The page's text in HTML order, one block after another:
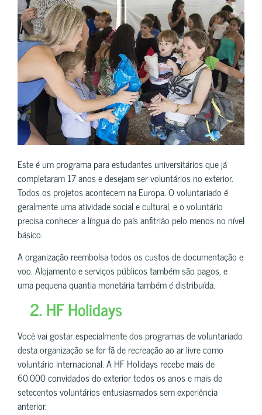
Este é um programa para estudantes universitários que já
completaram 17 anos e desejam ser voluntários no exterior.
Todos os projetos acontecem na Europa. O voluntariado é
geralmente uma atividade social e cultural, e o voluntário
precisa conhecer a língua do país anfitrião pelo menos no nível
básico.
A organização reembolsa todos os custos de documentação e
voo. Alojamento e serviços públicos também são pagos, e
uma pequena quantia monetária também é distribuída.
2. HF Holidays
Você vai gostar especialmente dos programas de voluntariado
desta organização se for fã de recreação ao ar livre como
voluntário internacional. A HF Holidays recebe mais de
60.000 convidados do exterior todos os anos e mais de
setecentos voluntários entusiasmados sem experiência
anterior.